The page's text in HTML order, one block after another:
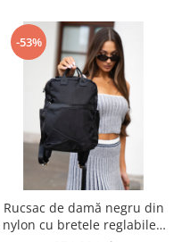
-53%
Rucsac de damă negru din
nylon cu bretele reglabile -